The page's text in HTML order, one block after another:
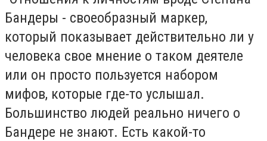
Бандеры - своеобразный маркер,
который показывает действительно ли у
человека свое мнение о таком деятеле
или он просто пользуется набором
мифов, которые где-то услышал.
Большинство людей реально ничего о
Бандере не знают. Есть какой-то